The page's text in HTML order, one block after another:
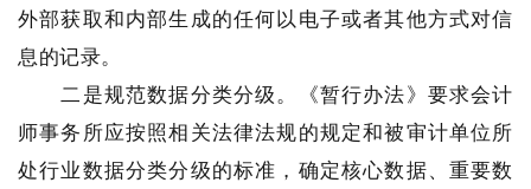
外部获取和内部生成的任何以电子或者其他方式对信
息的记录。
二是规范数据分类分级。《暂行办法》要求会计
师事务所应按照相关法律法规的规定和被审计单位所
处行业数据分类分级的标准，确定核心数据、重要数